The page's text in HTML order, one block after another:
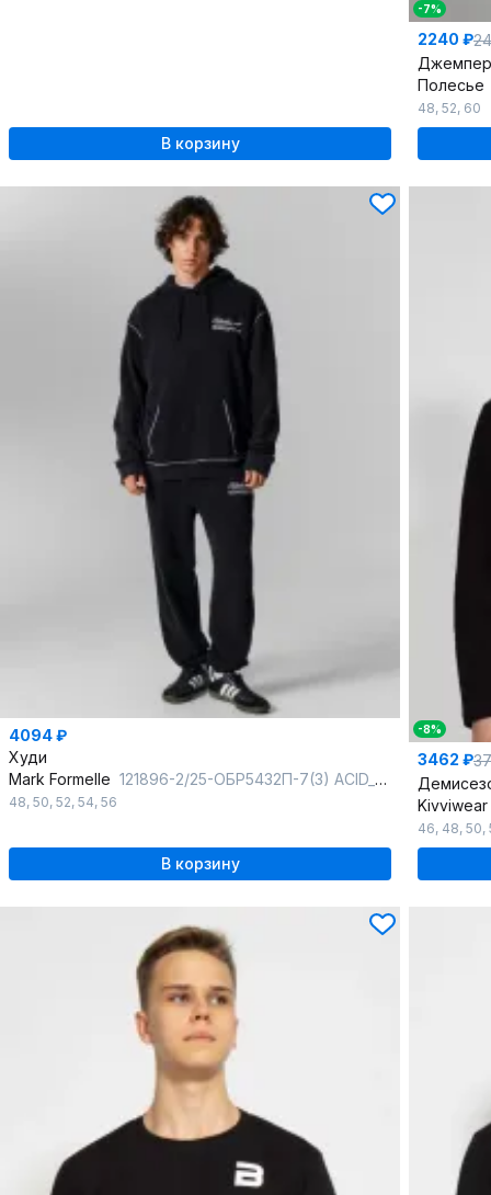
В корзину
-7%
2240 ₽
Полесье
48, 52, 60
4094 ₽
Худи
Mark Formelle 121896-2/25-ОБР5432П-7(3) ACID_WASH_черный_печать_009.2_Эйсид_1_сл_на_
48, 50, 52, 54, 56
В корзину
-8%
3462 ₽
Kivviwear
46, 48, 50,